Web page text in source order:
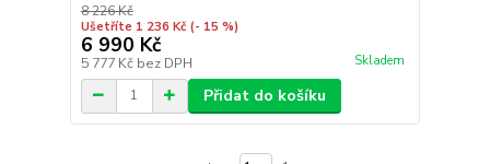
8 226 Kč
Ušetříte 1 236 Kč (- 15 %)
6 990 Kč
5 777 Kč bez DPH Skladem
Přidat do košíku